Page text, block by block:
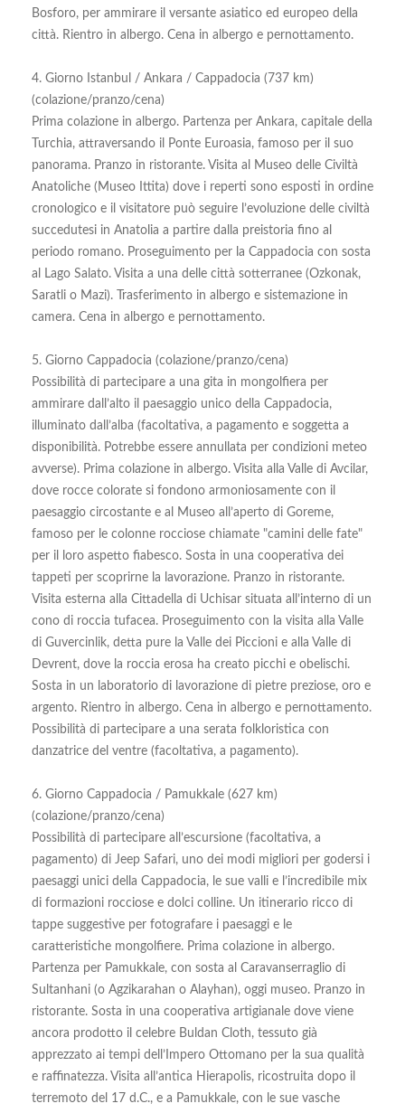
Bosforo, per ammirare il versante asiatico ed europeo della
città. Rientro in albergo. Cena in albergo e pernottamento.
4. Giorno Istanbul / Ankara / Cappadocia (737 km)
(colazione/pranzo/cena)
Prima colazione in albergo. Partenza per Ankara, capitale della
Turchia, attraversando il Ponte Euroasia, famoso per il suo
panorama. Pranzo in ristorante. Visita al Museo delle Civiltà
Anatoliche (Museo Ittita) dove i reperti sono esposti in ordine
cronologico e il visitatore può seguire l’evoluzione delle civiltà
succedutesi in Anatolia a partire dalla preistoria fino al
periodo romano. Proseguimento per la Cappadocia con sosta
al Lago Salato. Visita a una delle città sotterranee (Ozkonak,
Saratli o Mazi). Trasferimento in albergo e sistemazione in
camera. Cena in albergo e pernottamento.
5. Giorno Cappadocia (colazione/pranzo/cena)
Possibilità di partecipare a una gita in mongolfiera per
ammirare dall’alto il paesaggio unico della Cappadocia,
illuminato dall’alba (facoltativa, a pagamento e soggetta a
disponibilità. Potrebbe essere annullata per condizioni meteo
avverse). Prima colazione in albergo. Visita alla Valle di Avcilar,
dove rocce colorate si fondono armoniosamente con il
paesaggio circostante e al Museo all’aperto di Goreme,
famoso per le colonne rocciose chiamate "camini delle fate"
per il loro aspetto fiabesco. Sosta in una cooperativa dei
tappeti per scoprirne la lavorazione. Pranzo in ristorante.
Visita esterna alla Cittadella di Uchisar situata all’interno di un
cono di roccia tufacea. Proseguimento con la visita alla Valle
di Guvercinlik, detta pure la Valle dei Piccioni e alla Valle di
Devrent, dove la roccia erosa ha creato picchi e obelischi.
Sosta in un laboratorio di lavorazione di pietre preziose, oro e
argento. Rientro in albergo. Cena in albergo e pernottamento.
Possibilità di partecipare a una serata folkloristica con
danzatrice del ventre (facoltativa, a pagamento).
6. Giorno Cappadocia / Pamukkale (627 km)
(colazione/pranzo/cena)
Possibilità di partecipare all’escursione (facoltativa, a
pagamento) di Jeep Safari, uno dei modi migliori per godersi i
paesaggi unici della Cappadocia, le sue valli e l’incredibile mix
di formazioni rocciose e dolci colline. Un itinerario ricco di
tappe suggestive per fotografare i paesaggi e le
caratteristiche mongolfiere. Prima colazione in albergo.
Partenza per Pamukkale, con sosta al Caravanserraglio di
Sultanhani (o Agzikarahan o Alayhan), oggi museo. Pranzo in
ristorante. Sosta in una cooperativa artigianale dove viene
ancora prodotto il celebre Buldan Cloth, tessuto già
apprezzato ai tempi dell’Impero Ottomano per la sua qualità
e raffinatezza. Visita all’antica Hierapolis, ricostruita dopo il
terremoto del 17 d.C., e a Pamukkale, con le sue vasche